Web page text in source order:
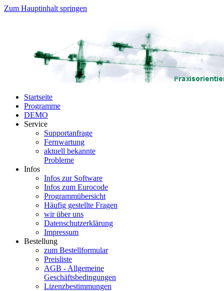
Zum Hauptinhalt springen
Startseite
Programme
DEMO
Service
Supportanfrage
Fernwartung
aktuell bekannte
Probleme
Infos
Infos zur Software
Infos zum Eurocode
Programmübersicht
Häufig gestellte Fragen
wir über uns
Datenschutzerklärung
Impressum
Bestellung
zum Bestellformular
Preisliste
AGB - Allgemeine
Geschäftsbedingungen
Lizenzbestimmungen